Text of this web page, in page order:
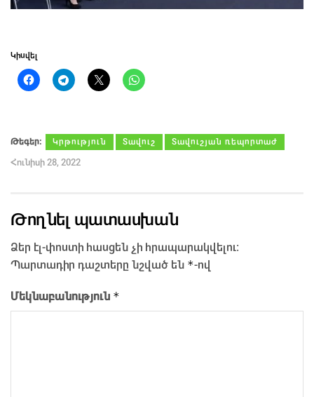
Կիսվել
Թեգեր։ Կրթություն Տավուշ Տավուշյան ռեպորտաժ
Հունիսի 28, 2022
Թողնել պատասխան
Ձեր էլ-փոստի հասցեն չի հրապարակվելու։
Պարտադիր դաշտերը նշված են *-ով
Մեկնաբանություն *